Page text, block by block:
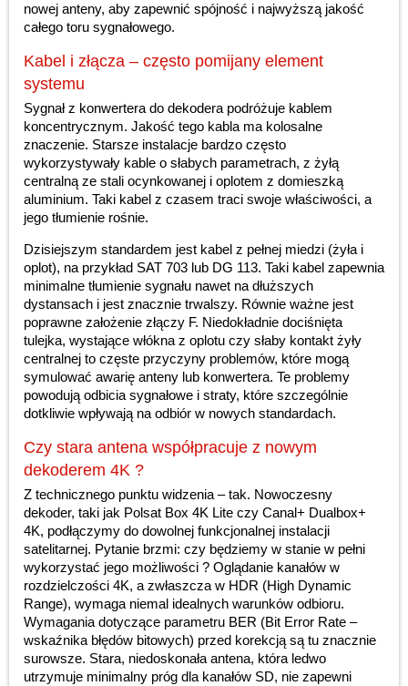
nowej anteny, aby zapewnić spójność i najwyższą jakość
całego toru sygnałowego.
Kabel i złącza – często pomijany element
systemu
Sygnał z konwertera do dekodera podróżuje kablem
koncentrycznym. Jakość tego kabla ma kolosalne
znaczenie. Starsze instalacje bardzo często
wykorzystywały kable o słabych parametrach, z żyłą
centralną ze stali ocynkowanej i oplotem z domieszką
aluminium. Taki kabel z czasem traci swoje właściwości, a
jego tłumienie rośnie.
Dzisiejszym standardem jest kabel z pełnej miedzi (żyła i
oplot), na przykład SAT 703 lub DG 113. Taki kabel zapewnia
minimalne tłumienie sygnału nawet na dłuższych
dystansach i jest znacznie trwalszy. Równie ważne jest
poprawne założenie złączy F. Niedokładnie dociśnięta
tulejka, wystające włókna z oplotu czy słaby kontakt żyły
centralnej to częste przyczyny problemów, które mogą
symulować awarię anteny lub konwertera. Te problemy
powodują odbicia sygnałowe i straty, które szczególnie
dotkliwie wpływają na odbiór w nowych standardach.
Czy stara antena współpracuje z nowym
dekoderem 4K ?
Z technicznego punktu widzenia – tak. Nowoczesny
dekoder, taki jak Polsat Box 4K Lite czy Canal+ Dualbox+
4K, podłączymy do dowolnej funkcjonalnej instalacji
satelitarnej. Pytanie brzmi: czy będziemy w stanie w pełni
wykorzystać jego możliwości ? Oglądanie kanałów w
rozdzielczości 4K, a zwłaszcza w HDR (High Dynamic
Range), wymaga niemal idealnych warunków odbioru.
Wymagania dotyczące parametru BER (Bit Error Rate –
wskaźnika błędów bitowych) przed korekcją są tu znacznie
surowsze. Stara, niedoskonała antena, która ledwo
utrzymuje minimalny próg dla kanałów SD, nie zapewni